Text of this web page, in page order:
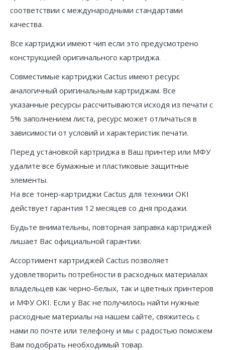
соответствии с международными стандартами
качества.
Все картриджи имеют чип если это предусмотрено
конструкцией оригинального картриджа.
Совместимые картриджи Cactus имеют ресурс
аналогичный оригинальным картриджам. Все
указанные ресурсы рассчитываются исходя из печати с
5% заполнением листа, ресурс может отличаться в
зависимости от условий и характеристик печати.
Перед установкой картриджа в Ваш принтер или МФУ
удалите все бумажные и пластиковые защитные
элементы.
На все тонер-картриджи Cactus для техники OKI
действует гарантия 12 месяцев со дня продажи.
Будьте внимательны, повторная заправка картриджей
лишает Вас официальной гарантии.
Ассортимент картриджей Cactus позволяет
удовлетворить потребности в расходных материалах
владельцев как черно-белых, так и цветных принтеров
и МФУ OKI. Если у Вас не получилось найти нужные
расходные материалы на нашем сайте, свяжитесь с
нами по почте или телефону и мы с радостью поможем
Вам подобрать необходимый товар.